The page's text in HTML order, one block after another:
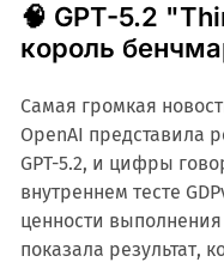
🧠 GPT-5.2
король
Самая громкая
OpenAI представила
GPT-5.2, и цифры
внутреннем тесте
ценности
показала результат,